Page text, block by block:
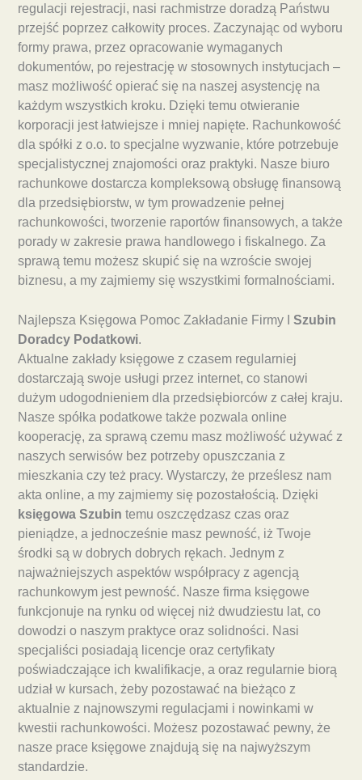
regulacji rejestracji, nasi rachmistrze doradzą Państwu
przejść poprzez całkowity proces. Zaczynając od wyboru
formy prawa, przez opracowanie wymaganych
dokumentów, po rejestrację w stosownych instytucjach –
masz możliwość opierać się na naszej asystencję na
każdym wszystkich kroku. Dzięki temu otwieranie
korporacji jest łatwiejsze i mniej napięte. Rachunkowość
dla spółki z o.o. to specjalne wyzwanie, które potrzebuje
specjalistycznej znajomości oraz praktyki. Nasze biuro
rachunkowe dostarcza kompleksową obsługę finansową
dla przedsiębiorstw, w tym prowadzenie pełnej
rachunkowości, tworzenie raportów finansowych, a także
porady w zakresie prawa handlowego i fiskalnego. Za
sprawą temu możesz skupić się na wzroście swojej
biznesu, a my zajmiemy się wszystkimi formalnościami.
Najlepsza Księgowa Pomoc Zakładanie Firmy I Szubin
Doradcy Podatkowi.
Aktualne zakłady księgowe z czasem regularniej
dostarczają swoje usługi przez internet, co stanowi
dużym udogodnieniem dla przedsiębiorców z całej kraju.
Nasze spółka podatkowe także pozwala online
kooperację, za sprawą czemu masz możliwość używać z
naszych serwisów bez potrzeby opuszczania z
mieszkania czy też pracy. Wystarczy, że prześlesz nam
akta online, a my zajmiemy się pozostałością. Dzięki
księgowa Szubin temu oszczędzasz czas oraz
pieniądze, a jednocześnie masz pewność, iż Twoje
środki są w dobrych dobrych rękach. Jednym z
najważniejszych aspektów współpracy z agencją
rachunkowym jest pewność. Nasze firma księgowe
funkcjonuje na rynku od więcej niż dwudziestu lat, co
dowodzi o naszym praktyce oraz solidności. Nasi
specjaliści posiadają licencje oraz certyfikaty
poświadczające ich kwalifikacje, a oraz regularnie biorą
udział w kursach, żeby pozostawać na bieżąco z
aktualnie z najnowszymi regulacjami i nowinkami w
kwestii rachunkowości. Możesz pozostawać pewny, że
nasze prace księgowe znajdują się na najwyższym
standardzie.